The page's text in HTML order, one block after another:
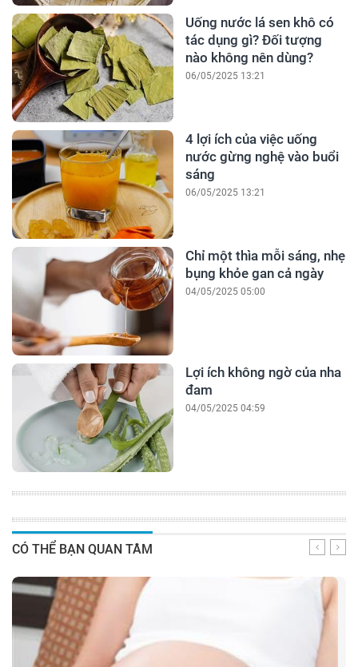
Uống nước lá sen khô có
tác dụng gì? Đối tượng
nào không nên dùng?
06/05/2025 13:21
4 lợi ích của việc uống
nước gừng nghệ vào buổi
sáng
06/05/2025 13:21
Chỉ một thìa mỗi sáng, nhẹ
bụng khỏe gan cả ngày
04/05/2025 05:00
Lợi ích không ngờ của nha
đam
04/05/2025 04:59
CÓ THỂ BẠN QUAN TÂM